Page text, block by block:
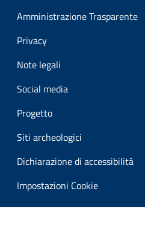
Amministrazione Trasparente
Privacy
Note legali
Social media
Progetto
Siti archeologici
Dichiarazione di accessibilità
Impostazioni Cookie